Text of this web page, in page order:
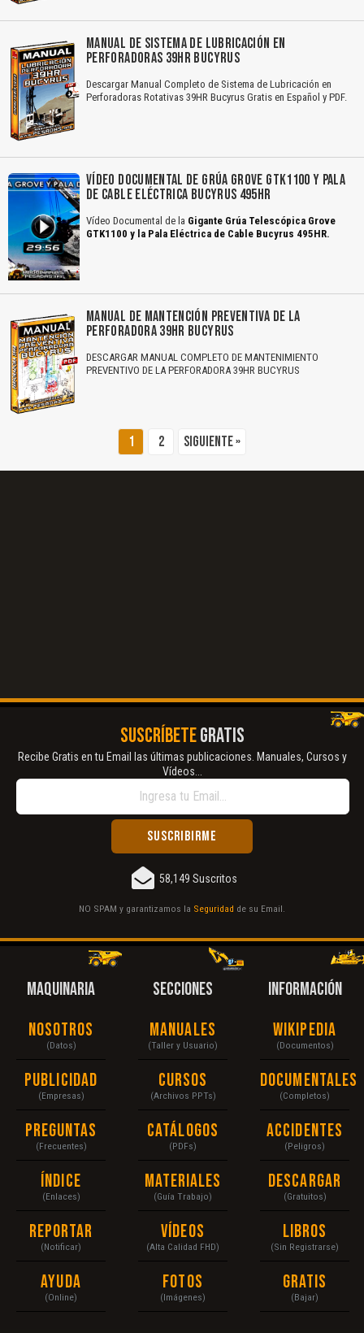
MANUAL DE SISTEMA DE LUBRICACIÓN EN
PERFORADORAS 39HR BUCYRUS
Descargar Manual Completo de Sistema de Lubricación en
Perforadoras Rotativas 39HR Bucyrus Gratis en Español y PDF.
VÍDEO DOCUMENTAL DE GRÚA GROVE GTK1100 Y PALA
DE CABLE ELÉCTRICA BUCYRUS 495HR
Vídeo Documental de la Gigante Grúa Telescópica Grove
GTK1100 y la Pala Eléctrica de Cable Bucyrus 495HR.
MANUAL DE MANTENCIÓN PREVENTIVA DE LA
PERFORADORA 39HR BUCYRUS
DESCARGAR MANUAL COMPLETO DE MANTENIMIENTO
PREVENTIVO DE LA PERFORADORA 39HR BUCYRUS
1 2 Siguiente »
SUSCRÍBETEGRATIS
Recibe Gratis en tu Email las últimas publicaciones. Manuales, Cursos y
Vídeos...
58,149 Suscritos
NO SPAM y garantizamos la Seguridad de su Email.
MAQUINARIA
Nosotros
(Datos)
Publicidad
(Empresas)
Preguntas
(Frecuentes)
Índice
(Enlaces)
Reportar
(Notificar)
Ayuda
(Online)
SECCIONES
Manuales
(Taller y Usuario)
Cursos
(Archivos PPTs)
Catálogos
(PDFs)
Materiales
(Guía Trabajo)
Vídeos
(Alta Calidad FHD)
Fotos
(Imágenes)
INFORMACIÓN
Wikipedia
(Documentos)
Documentales
(Completos)
Accidentes
(Peligros)
Descargar
(Gratuitos)
Libros
(Sin Registrarse)
Gratis
(Bajar)
Texto o Imagen de portada son erróneos.
Reportar otro tipo de error...